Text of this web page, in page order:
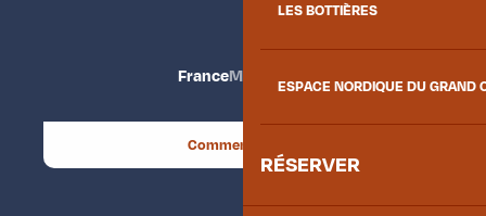
LES BOTTIÈRES
ESPACE NORDIQUE DU GRAND
RÉSERVER
FranceMaurienne
Comment venir ?